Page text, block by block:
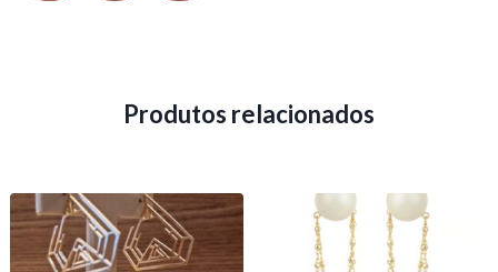
Produtos relacionados